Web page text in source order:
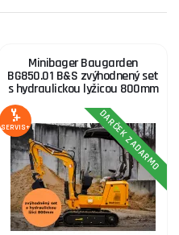
Minibager Baugarden
BG850.01 B&S zvýhodnený set
s hydraulickou lyžicou 800mm
SERVIS+ DARČEK ZADARMO